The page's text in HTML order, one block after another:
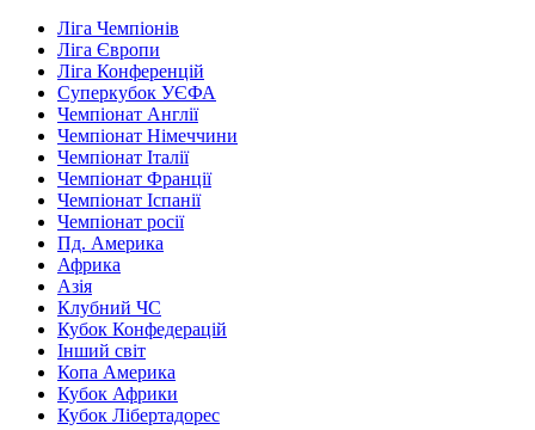
Ліга Чемпіонів
Ліга Європи
Ліга Конференцій
Суперкубок УЄФА
Чемпіонат Англії
Чемпіонат Німеччини
Чемпіонат Італії
Чемпіонат Франції
Чемпіонат Іспанії
Чемпіонат росії
Пд. Америка
Африка
Азія
Клубний ЧС
Кубок Конфедерацій
Інший світ
Копа Америка
Кубок Африки
Кубок Лібертадорес